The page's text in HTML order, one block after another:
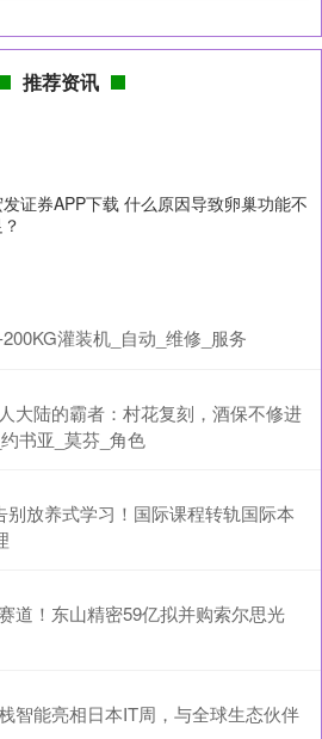
推荐资讯
证券APP下载 什么原因导致卵巢功能不
灌装机_自动_维修_服务
大陆的霸者：村花复刻，酒保不修进
书亚_莫芬_角色
别放养式学习！国际课程转轨国际本
道！东山精密59亿拟并购索尔思光
智能亮相日本IT周，与全球生态伙伴